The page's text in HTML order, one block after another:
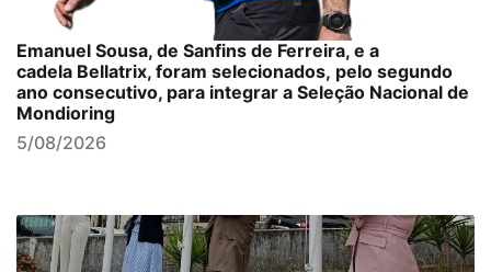
Emanuel Sousa, de Sanfins de Ferreira, e a
cadela Bellatrix, foram selecionados, pelo segundo
ano consecutivo, para integrar a Seleção Nacional de
Mondioring
5/08/2026